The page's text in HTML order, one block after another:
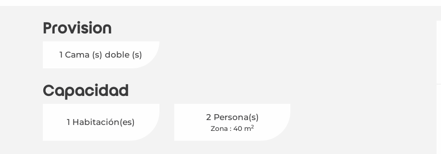
Provisión
1 Cama (s) doble (s)
Capacidad
1 Habitación(es) 2 Persona(s)
Zona : 40 m2